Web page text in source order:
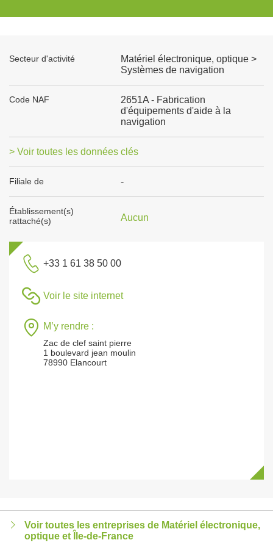
Secteur d'activité
Matériel électronique, optique >
Systèmes de navigation
Code NAF
2651A - Fabrication
d'équipements d'aide à la
navigation
> Voir toutes les données clés
Filiale de -
Établissement(s)
rattaché(s)
Aucun
+33 1 61 38 50 00
Voir le site internet
M’y rendre :
Zac de clef saint pierre
1 boulevard jean moulin
78990 Elancourt
Voir toutes les entreprises de Matériel électronique,
optique et Île-de-France